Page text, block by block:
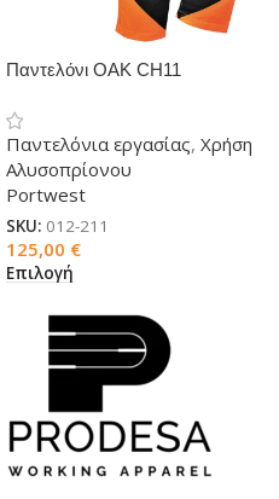
Παντελόνι OAK CH11
Παντελόνια εργασίας, Χρήση
Αλυσοπρίονου
Portwest
SKU: 012-211
125,00 €
Επιλογή